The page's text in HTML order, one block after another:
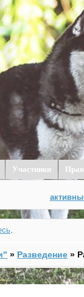
Участники
.
» Разведение »